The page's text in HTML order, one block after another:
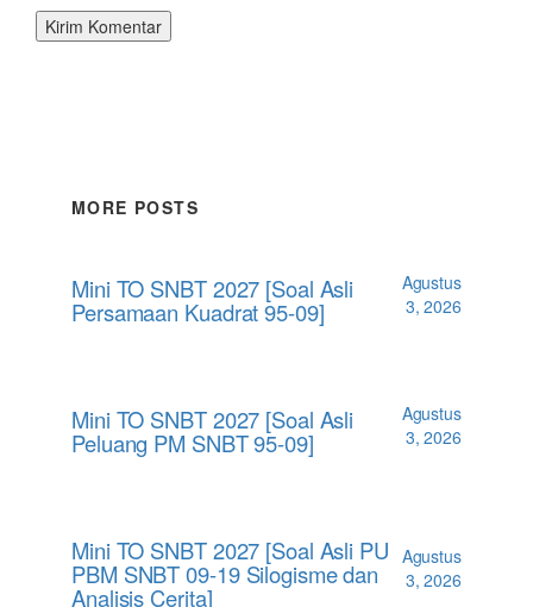
MORE POSTS
Mini TO SNBT 2027 [Soal Asli
Persamaan Kuadrat 95-09]
Agustus
3, 2026
Mini TO SNBT 2027 [Soal Asli
Peluang PM SNBT 95-09]
Agustus
3, 2026
Mini TO SNBT 2027 [Soal Asli PU
PBM SNBT 09-19 Silogisme dan
Analisis Cerita]
Agustus
3, 2026